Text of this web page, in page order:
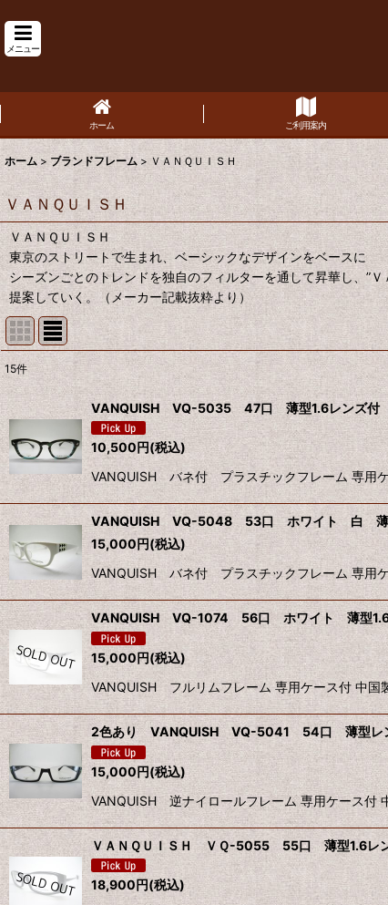
メニュー
ホーム ご利用案内
ホーム > ブランドフレーム > ＶＡＮＱＵＩＳＨ
ＶＡＮＱＵＩＳＨ
ＶＡＮＱＵＩＳＨ
東京のストリートで生まれ、ベーシックなデザインをベースに
シーズンごとのトレンドを独自のフィルターを通して昇華し、”Ｖ
提案していく。（メーカー記載抜粋より）
表示数 :
並び順 :
15件
VANQUISH VQ-5035 47口 薄型1.6レンズ
10,500円(税込)
VANQUISH バネ付 プラスチックフレーム 専用ケ
VANQUISH VQ-5048 53口 ホワイト 白 薄
15,000円(税込)
VANQUISH バネ付 プラスチックフレーム 専用ケ
VANQUISH VQ-1074 56口 ホワイト 薄型
15,000円(税込)
VANQUISH フルリムフレーム 専用ケース付 中国
2色あり VANQUISH VQ-5041 54口 薄型レ
15,000円(税込)
VANQUISH 逆ナイロールフレーム 専用ケース付
ＶＡＮＱＵＩＳＨ ＶＱ-5055 55口 薄型1.6レ
18,900円(税込)